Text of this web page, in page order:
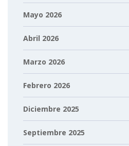
Mayo 2026
Abril 2026
Marzo 2026
Febrero 2026
Diciembre 2025
Septiembre 2025